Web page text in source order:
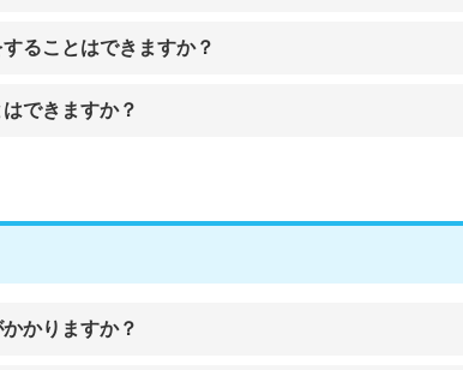
ることはできますか？
できますか？
かりますか？